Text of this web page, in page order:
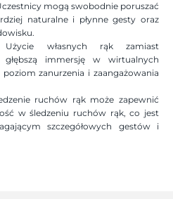
mogą swobodnie poruszać
naturalne i płynne gesty oraz
Użycie własnych rąk zamiast
immersję w wirtualnych
zanurzenia i zaangażowania
ruchów rąk może zapewnić
w śledzeniu ruchów rąk, co jest
szczegółowych gestów i